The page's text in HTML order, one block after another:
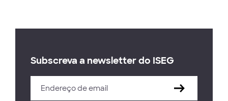
Subscreva a newsletter do ISEG